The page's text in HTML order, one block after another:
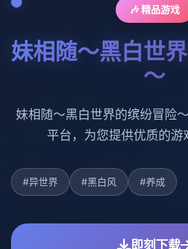
🎶 精品游戏
妹相随～黑白世
～
妹相随～黑白世界的缤纷冒险
平台，为您提供优质的游
#异世界 #黑白风 #养成
即刻下载